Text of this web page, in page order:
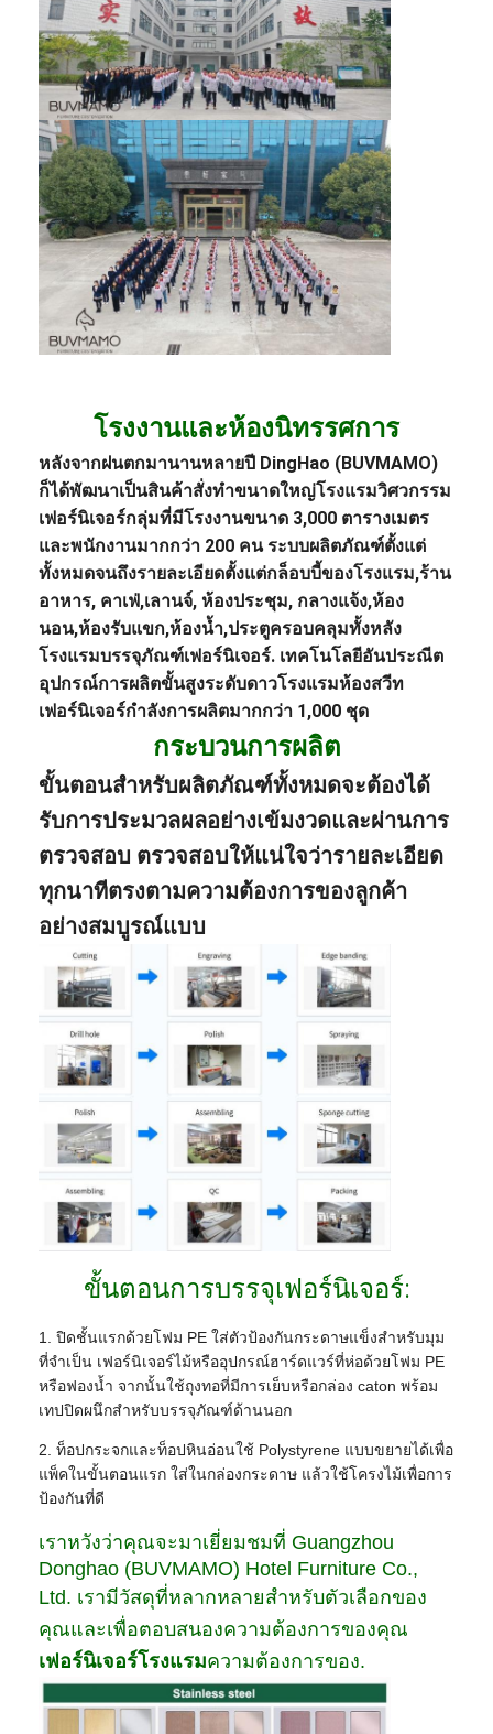
โรงงานและห้องนิทรรศการ
หลังจากฝนตกมานานหลายปี DingHao (BUVMAMO)
ก็ได้พัฒนาเป็นสินค้าสั่งทำขนาดใหญ่โรงแรมวิศวกรรม
เฟอร์นิเจอร์กลุ่มที่มีโรงงานขนาด 3,000 ตารางเมตร
และพนักงานมากกว่า 200 คน ระบบผลิตภัณฑ์ตั้งแต่
ทั้งหมดจนถึงรายละเอียดตั้งแต่กล็อบบี้ของโรงแรม,ร้าน
อาหาร, คาเฟ่,เลานจ์, ห้องประชุม, กลางแจ้ง,ห้อง
นอน,ห้องรับแขก,ห้องน้ำ,ประตูครอบคลุมทั้งหลัง
โรงแรมบรรจุภัณฑ์เฟอร์นิเจอร์. เทคโนโลยีอันประณีต
อุปกรณ์การผลิตขั้นสูงระดับดาวโรงแรมห้องสวีท
เฟอร์นิเจอร์กำลังการผลิตมากกว่า 1,000 ชุด
กระบวนการผลิต
ขั้นตอนสำหรับผลิตภัณฑ์ทั้งหมดจะต้องได้
รับการประมวลผลอย่างเข้มงวดและผ่านการ
ตรวจสอบ ตรวจสอบให้แน่ใจว่ารายละเอียด
ทุกนาทีตรงตามความต้องการของลูกค้า
อย่างสมบูรณ์แบบ
ขั้นตอนการบรรจุเฟอร์นิเจอร์:
1. ปิดชั้นแรกด้วยโฟม PE ใส่ตัวป้องกันกระดาษแข็งสำหรับมุม
ที่จำเป็น เฟอร์นิเจอร์ไม้หรืออุปกรณ์ฮาร์ดแวร์ที่ห่อด้วยโฟม PE
หรือฟองน้ำ จากนั้นใช้ถุงทอที่มีการเย็บหรือกล่อง caton พร้อม
เทปปิดผนึกสำหรับบรรจุภัณฑ์ด้านนอก
2. ท็อปกระจกและท็อปหินอ่อนใช้ Polystyrene แบบขยายได้เพื่อ
แพ็คในขั้นตอนแรก ใส่ในกล่องกระดาษ แล้วใช้โครงไม้เพื่อการ
ป้องกันที่ดี
เราหวังว่าคุณจะมาเยี่ยมชมที่ Guangzhou
Donghao (BUVMAMO) Hotel Furniture Co.,
Ltd. เรามีวัสดุที่หลากหลายสำหรับตัวเลือกของ
คุณและเพื่อตอบสนองความต้องการของคุณ
เฟอร์นิเจอร์โรงแรมความต้องการของ.